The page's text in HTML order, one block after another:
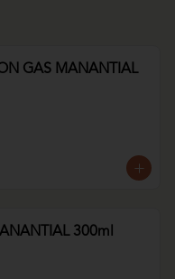
GAS MANANTIAL
300ml